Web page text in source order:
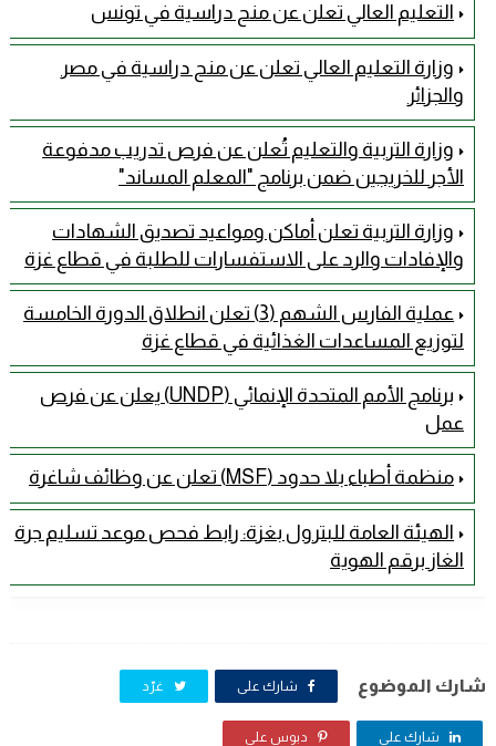
التعليم العالي تعلن عن منح دراسية في تونس
وزارة التعليم العالي تعلن عن منح دراسية في مصر
والجزائر
وزارة التربية والتعليم تُعلن عن فرص تدريب مدفوعة
الأجر للخريجين ضمن برنامج "المعلم المساند"
وزارة التربية تعلن أماكن ومواعيد تصديق الشهادات
والإفادات والرد على الاستفسارات للطلبة في قطاع غزة
عملية الفارس الشهم (3) تعلن انطلاق الدورة الخامسة
لتوزيع المساعدات الغذائية في قطاع غزة
برنامج الأمم المتحدة الإنمائي (UNDP) يعلن عن فرص
عمل
منظمة أطباء بلا حدود (MSF) تعلن عن وظائف شاغرة
الهيئة العامة للبترول بغزة: رابط فحص موعد تسليم جرة
الغاز برقم الهوية
شارك الموضوع شارك على غرّد
شارك على دبوس على